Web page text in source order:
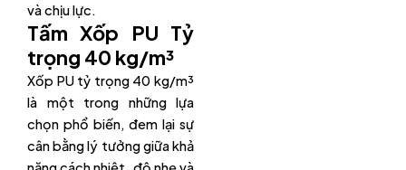
và chịu lực.
Tấm Xốp PU Tỷ
trọng 40 kg/m³
Xốp PU tỷ trọng 40 kg/m³
là một trong những lựa
chọn phổ biến, đem lại sự
cân bằng lý tưởng giữa khả